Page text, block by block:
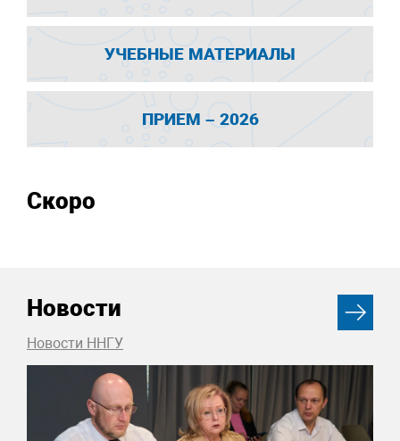
УЧЕБНЫЕ МАТЕРИАЛЫ
ПРИЕМ – 2026
Скоро
Новости
Новости ННГУ